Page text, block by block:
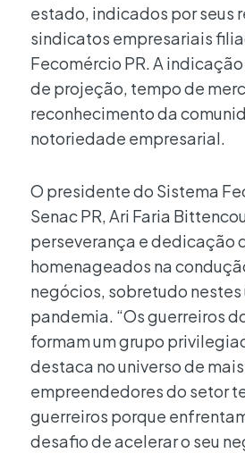
estado, indicados por seus
sindicatos empresariais
Fecomércio PR. A
de projeção, tempo de
reconhecimento da
notoriedade empresarial.
O presidente do Sistema
Senac PR, Ari Faria
perseverança e dedicação
homenageados na
negócios, sobretudo nestes
pandemia. “Os guerreiros
formam um grupo
destaca no universo de
empreendedores do setor
guerreiros porque
desafio de acelerar o seu